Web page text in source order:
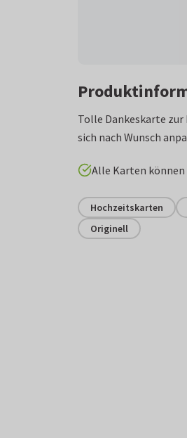
Tolle Dankeskarte
sich nach Wunsch
Alle Karten können
Hochzeitskarten
Originell